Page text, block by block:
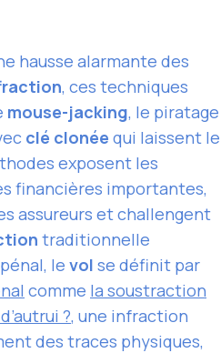
hausse alarmante des
, ces techniques
mouse-jacking, le piratage
clé clonée qui laissent le
exposent les
financières importantes,
assureurs et challengent
traditionnelle
le vol se définit par
comme la soustraction
?, une infraction
des traces physiques,